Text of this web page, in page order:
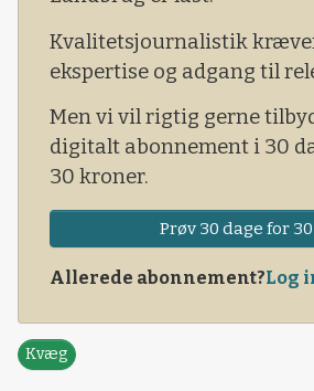
græskvalitet med høj
lav fordøjelighed og
Kvalitetsjournalistik
ekspertise og adgang til
Men vi vil rigtig gerne
digitalt abonnement i 30
30 kroner.
Prøv 30 dage for
Allerede abonnement?Log
Kvæg